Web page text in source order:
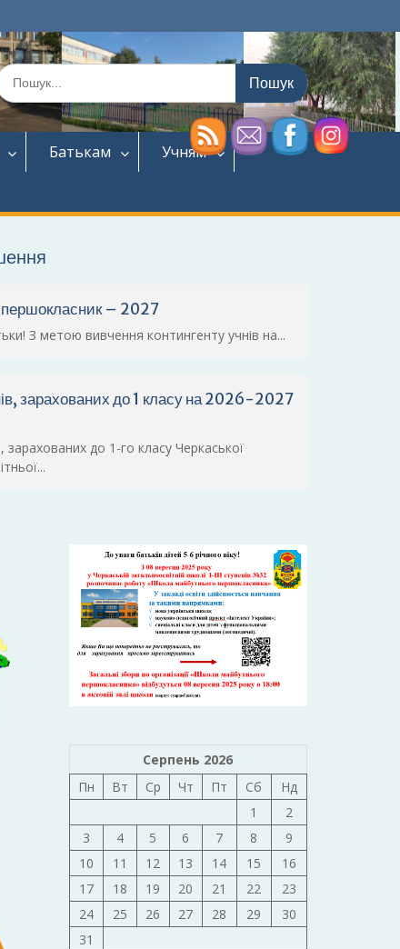
Батькам
Учням
– 2027
З метою вивчення контингенту учнів на...
зарахованих до 1 класу на 2026-2027
зарахованих до 1-го класу Черкаської
Серпень 2026
Пн
Вт Ср Чт Пт Сб
Нд
1
2
3
4 5 6 7 8
9
10
11 12 13 14 15
16
17
18 19 20 21 22
23
24
25 26 27 28 29
30
31